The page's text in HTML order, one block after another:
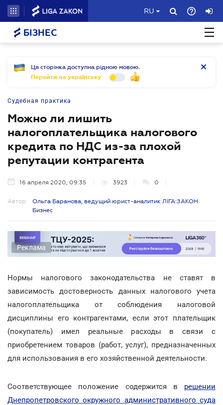
RU
БІЗНЕС
Ця сторінка доступна рідною мовою.
Перейти на українську
Судебная практика
Можно ли лишить
налогоплательщика налогового
кредита по НДС из-за плохой
репутации контрагента
16 апреля 2020, 09:35 3923 0
Автор:
Ольга Баранова, ведущий юрист-аналитик ЛІГА:ЗАКОН
Бизнес
Реклама
Нормы налогового законодательства не ставят в
зависимость достоверность данных налогового учета
налогоплательщика от соблюдения налоговой
дисциплины его контрагентами, если этот плательщик
(покупатель) имел реальные расходы в связи с
приобретением товаров (работ, услуг), предназначенных
для использования в его хозяйственной деятельности.
Соответствующее положение содержится в решении
Днепропетровского окружного административного суда